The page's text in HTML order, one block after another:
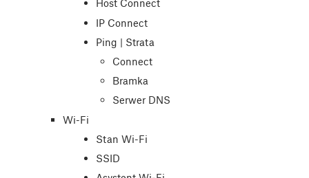
Host Connect
IP Connect
Ping | Strata
Connect
Bramka
Serwer DNS
Wi-Fi
Stan Wi-Fi
SSID